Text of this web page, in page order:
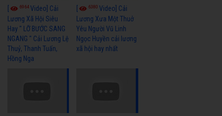
6964Video] Cải
Lương Xã Hội Siêu
Hay " LỠ BƯỚC SANG
NGANG " Cải Lương Lệ
Thuỷ, Thanh Tuấn,
Hồng Nga
6380Video] Cải
Lương Xưa Một Thuở
Yêu Người Vũ Linh
Ngọc Huyền cải lương
xã hội hay nhất